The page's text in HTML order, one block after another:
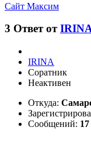
Сайт Максим
3 Ответ от
IRINA
Соратник
Неактивен
Откуда:
Сообщений: 17